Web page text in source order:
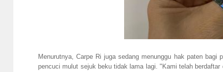
Menurutnya, Carpe Ri juga sedang menunggu hak paten bagi
pencuci mulut sejuk beku tidak lama lagi. "Kami telah